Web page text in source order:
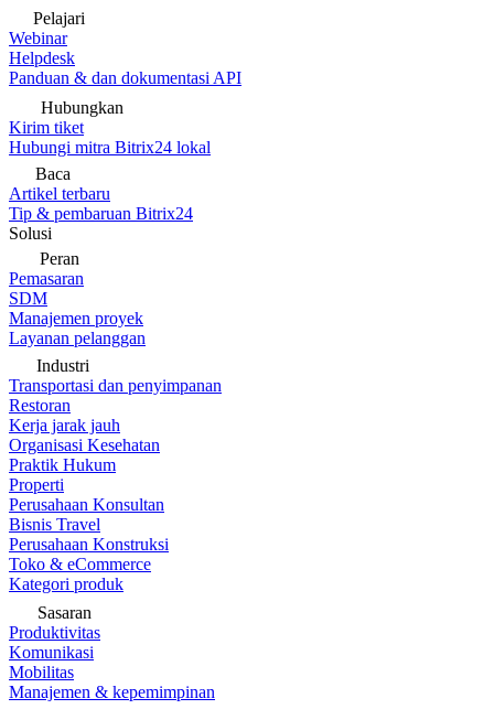
Pelajari
Webinar
Helpdesk
Panduan & dan dokumentasi API
Hubungkan
Kirim tiket
Hubungi mitra Bitrix24 lokal
Baca
Artikel terbaru
Tip & pembaruan Bitrix24
Solusi
Peran
Pemasaran
SDM
Manajemen proyek
Layanan pelanggan
Industri
Transportasi dan penyimpanan
Restoran
Kerja jarak jauh
Organisasi Kesehatan
Praktik Hukum
Properti
Perusahaan Konsultan
Bisnis Travel
Perusahaan Konstruksi
Toko & eCommerce
Kategori produk
Sasaran
Produktivitas
Komunikasi
Mobilitas
Manajemen & kepemimpinan